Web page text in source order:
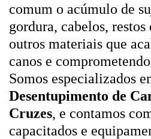
comum o acúmulo de
gordura, cabelos,
outros materiais que
canos e
Somos especializados
Desentupimento de
Cruzes, e contamos
capacitados e